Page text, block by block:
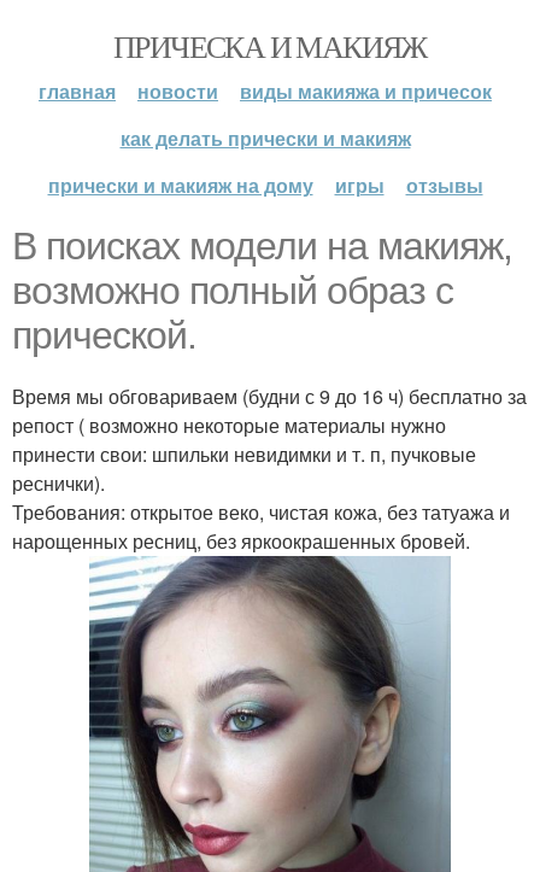
ПРИЧЕСКА И МАКИЯЖ
главная новости
виды макияжа и причесок
как делать прически и макияж
прически и макияж на дому
игры отзывы
В поисках модели на макияж,
возможно полный образ с
прической.
Время мы обговариваем (будни с 9 до 16 ч) бесплатно за
репост ( возможно некоторые материалы нужно
принести свои: шпильки невидимки и т. п, пучковые
реснички).
Требования: открытое веко, чистая кожа, без татуажа и
нарощенных ресниц, без яркоокрашенных бровей.